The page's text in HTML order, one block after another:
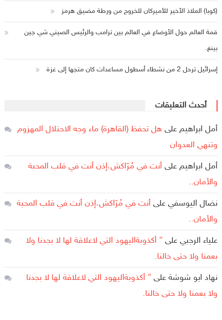
(كوبا) الملاذ الأخير للأميركان للخروج من ورطة مضيق هرمز
قمة العالم حول الأوضاع في العالم بين ترامب والرئيس الصيني شي جين
بينغ.
إسرائيل ترحل 2 من نشطاء أسطول مساعدات كان متجها إلى غزة
أحدث التعليقات
أمل ابراهيمعلى هل تحفظ (القاهرة) ماء وجه الاحتلال المهزوم
وتنهي العدوان
أمل ابراهيمعلى أنت في مُرّاكش،إذن أنت في قلب المحبة
والأمان..
نضال اليوسفيعلى أنت في مُرّاكش،إذن أنت في قلب المحبة
والأمان..
علياء الرجبيعلى ” أكذوبةاليهود التي لاعلاقة لها لا بجدنا ولا
بعمنا ولا حتى خالنا.
نهاد ابو شوشةعلى ” أكذوبةاليهود التي لاعلاقة لها لا بجدنا
ولا بعمنا ولا حتى خالنا.